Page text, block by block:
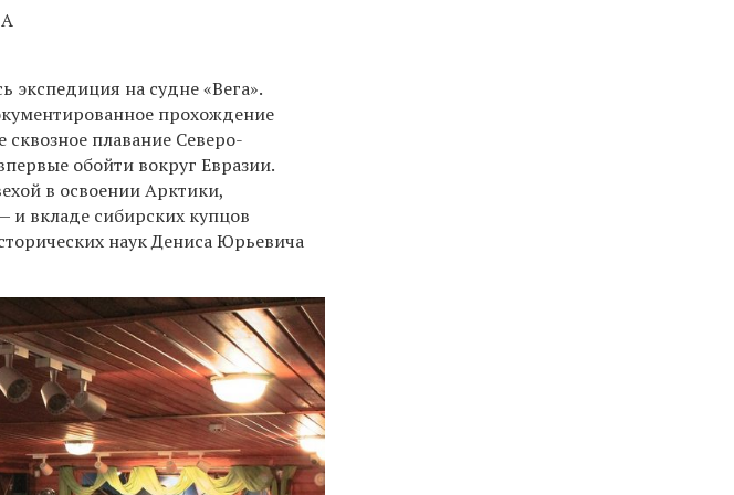
экспедиция на судне «Вега».
прохождение
плавание Северо-
обойти вокруг Евразии.
в освоении Арктики,
вкладе сибирских купцов
наук Дениса Юрьевича